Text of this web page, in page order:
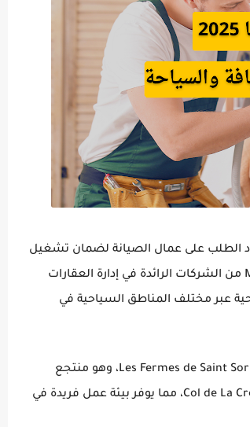
الطلب على عمال الصيانة لضمان تشغيل
من الشركات الرائدة في إدارة العقارات
عبر مختلف المناطق السياحية في
، وهو منتجع
عند سفح Col de La Croix de Fer، مما يوفر بيئة عمل فريدة في